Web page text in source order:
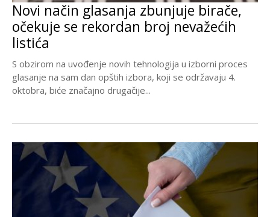
Novi način glasanja zbunjuje birače,
očekuje se rekordan broj nevažećih
listića
S obzirom na uvođenje novih tehnologija u izborni proces
glasanje na sam dan opštih izbora, koji se održavaju 4.
oktobra, biće značajno drugačije...